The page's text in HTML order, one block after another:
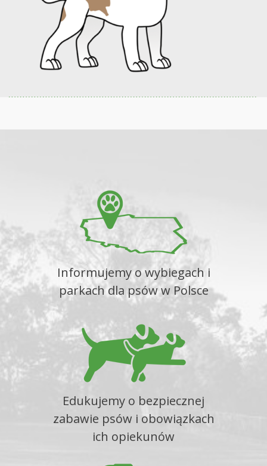
Informujemy o wybiegach i
parkach dla psów w Polsce
Edukujemy o bezpiecznej
zabawie psów i obowiązkach
ich opiekunów